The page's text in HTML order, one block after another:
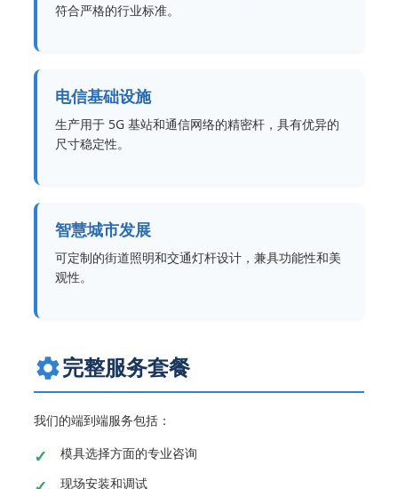
符合严格的行业标准。
电信基础设施
生产用于 5G 基站和通信网络的精密杆，具有优异的
尺寸稳定性。
智慧城市发展
可定制的街道照明和交通灯杆设计，兼具功能性和美
观性。
完整服务套餐
我们的端到端服务包括：
模具选择方面的专业咨询
现场安装和调试